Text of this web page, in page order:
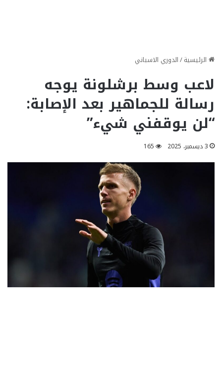
الرئيسية/الدوري الاسباني
لاعب وسط برشلونة يوجه
رسالة للجماهير بعد الإصابة:
“لن يوقفني شيء”
3 ديسمبر، 2025 165